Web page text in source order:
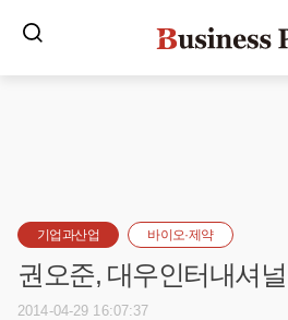
기업과산업 바이오·제약
권오준, 대우인터내셔
2014-04-29 16:07:37